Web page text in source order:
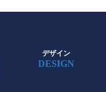
デザイン
DESIGN